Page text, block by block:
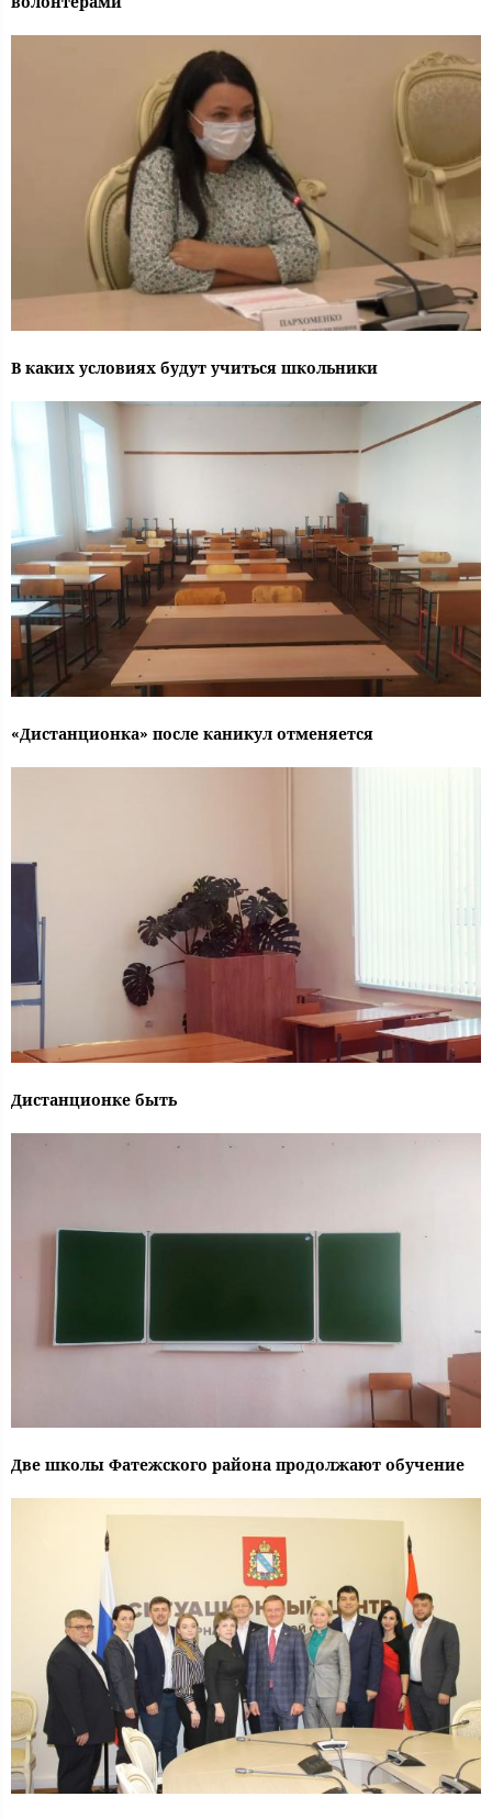
В каких условиях будут учиться школьники
«Дистанционка» после каникул отменяется
Дистанционке быть
Две школы Фатежского района продолжают обучение